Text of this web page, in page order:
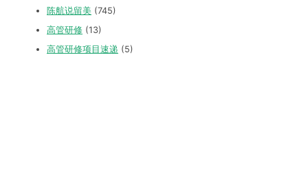
陈航说留美 (745)
高管研修 (13)
高管研修项目速递 (5)